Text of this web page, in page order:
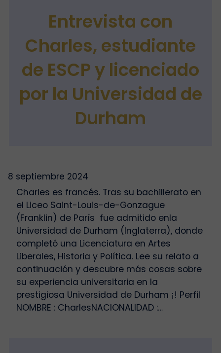
Entrevista con
Charles, estudiante
de ESCP y licenciado
por la Universidad de
Durham
8 septiembre 2024
Charles es francés. Tras su bachillerato en
el Liceo Saint-Louis-de-Gonzague
(Franklin) de París fue admitido enla
Universidad de Durham (Inglaterra), donde
completó una Licenciatura en Artes
Liberales, Historia y Política. Lee su relato a
continuación y descubre más cosas sobre
su experiencia universitaria en la
prestigiosa Universidad de Durham ¡! Perfil
NOMBRE : CharlesNACIONALIDAD :…